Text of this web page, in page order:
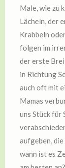
Male, wie zu
Lächeln, der
Krabbeln
folgen im
der erste
in Richtung
auch oft mit
Mamas
uns Stück für
aufgeben,
wann ist es